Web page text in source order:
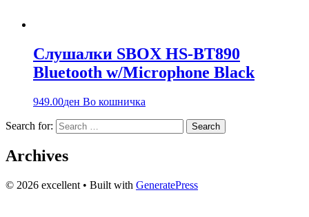
Слушалки SBOX HS-BT890
Bluetooth w/Microphone Black
949.00ден Во кошничка
Search for:
Archives
© 2026 excellent • Built with GeneratePress